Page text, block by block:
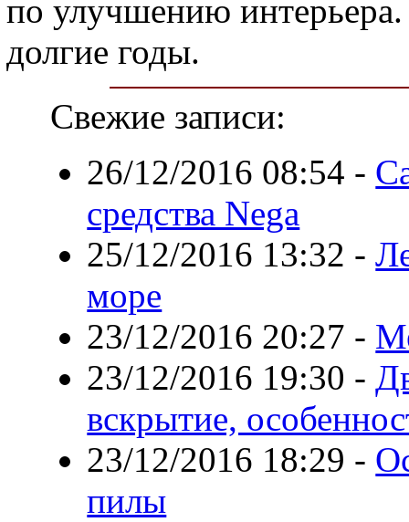
по улучшению интерьера.
долгие годы.
Свежие записи:
26/12/2016 08:54 -
средства Nega
25/12/2016 13:32 -
море
23/12/2016 20:27 -
23/12/2016 19:30 -
вскрытие,
23/12/2016 18:29 -
пилы